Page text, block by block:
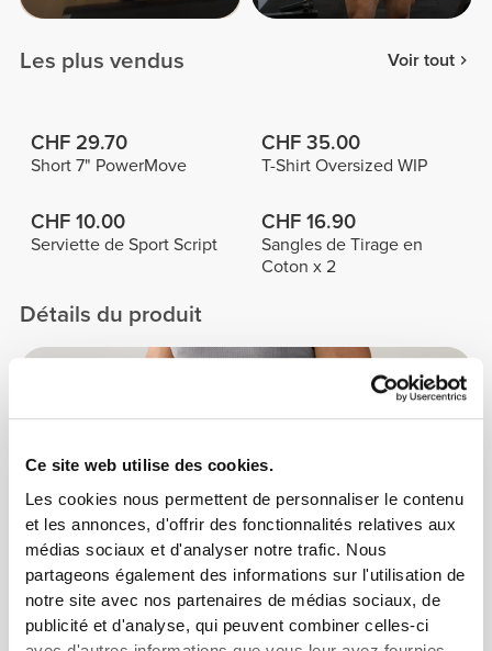
Ce site web utilise des cookies.
Les cookies nous permettent de personnaliser le contenu
et les annonces, d'offrir des fonctionnalités relatives aux
médias sociaux et d'analyser notre trafic. Nous
partageons également des informations sur l'utilisation de
notre site avec nos partenaires de médias sociaux, de
publicité et d'analyse, qui peuvent combiner celles-ci
Les plus vendus Voir tout
CHF 29.70
Short 7" PowerMove
CHF 35.00
T-Shirt Oversized WIP
CHF 10.00
Serviette de Sport Script
CHF 16.90
Sangles de Tirage en
Coton x 2
Détails du produit